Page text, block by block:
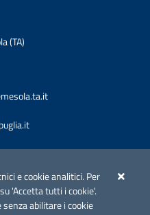
e cookie analitici. Per
'Accetta tutti i cookie'.
abilitare i cookie
(TA)